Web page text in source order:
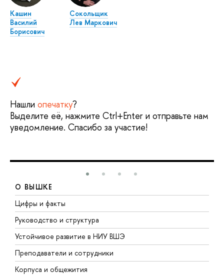
Кашин
Василий
Борисович
Сокольщик
Лев Маркович
Нашли опечатку?
Выделите её, нажмите Ctrl+Enter и отправьте нам
уведомление. Спасибо за участие!
О ВЫШКЕ
Цифры и факты
Руководство и структура
Устойчивое развитие в НИУ ВШЭ
Преподаватели и сотрудники
Корпуса и общежития